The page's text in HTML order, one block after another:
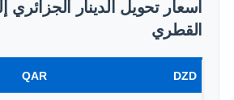
أسعار تحويل الدينار الجزائري
القطري
DZD
QAR